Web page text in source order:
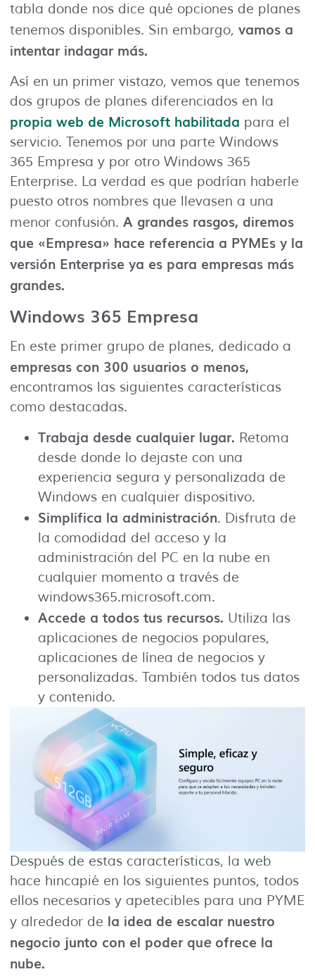
tabla donde nos dice qué opciones de planes
tenemos disponibles. Sin embargo, vamos a
intentar indagar más.
Así en un primer vistazo, vemos que tenemos
dos grupos de planes diferenciados en la
propia web de Microsoft habilitada para el
servicio. Tenemos por una parte Windows
365 Empresa y por otro Windows 365
Enterprise. La verdad es que podrían haberle
puesto otros nombres que llevasen a una
menor confusión. A grandes rasgos, diremos
que «Empresa» hace referencia a PYMEs y la
versión Enterprise ya es para empresas más
grandes.
Windows 365 Empresa
En este primer grupo de planes, dedicado a
empresas con 300 usuarios o menos,
encontramos las siguientes características
como destacadas.
Trabaja desde cualquier lugar. Retoma
desde donde lo dejaste con una
experiencia segura y personalizada de
Windows en cualquier dispositivo.
Simplifica la administración. Disfruta de
la comodidad del acceso y la
administración del PC en la nube en
cualquier momento a través de
windows365.microsoft.com.
Accede a todos tus recursos. Utiliza las
aplicaciones de negocios populares,
aplicaciones de línea de negocios y
personalizadas. También todos tus datos
y contenido.
Después de estas características, la web
hace hincapié en los siguientes puntos, todos
ellos necesarios y apetecibles para una PYME
y alrededor de la idea de escalar nuestro
negocio junto con el poder queofrece la
nube.